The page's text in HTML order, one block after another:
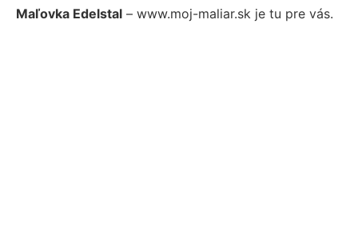
Maľovka Edelstal – www.moj-maliar.sk je tu pre vás.